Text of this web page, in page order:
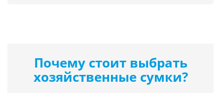
Почему стоит выбрать
хозяйственные сумки?